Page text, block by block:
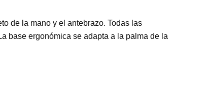
de la mano y el antebrazo. Todas las
base ergonómica se adapta a la palma de la